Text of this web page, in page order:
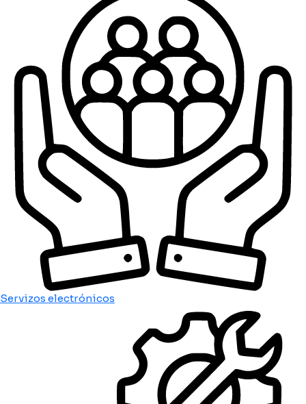
Servizos electrónicos